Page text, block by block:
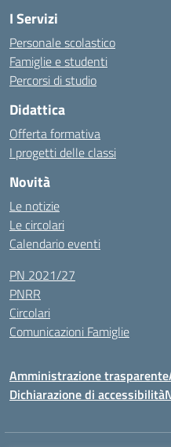
I Servizi
Personale scolastico
Famiglie e studenti
Percorsi di studio
Didattica
Offerta formativa
I progetti delle classi
Novità
Le notizie
Le circolari
Calendario eventi
PN 2021/27
PNRR
Circolari
Comunicazioni Famiglie
Amministrazione trasparente
Dichiarazione di accessibilità